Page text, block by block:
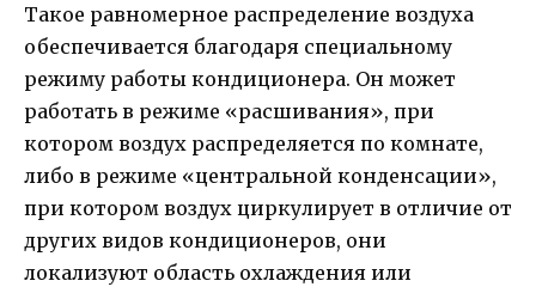
Такое равномерное распределение воздуха
обеспечивается благодаря специальному
режиму работы кондиционера. Он может
работать в режиме «расшивания», при
котором воздух распределяется по комнате,
либо в режиме «центральной конденсации»,
при котором воздух циркулирует в отличие от
других видов кондиционеров, они
локализуют область охлаждения или